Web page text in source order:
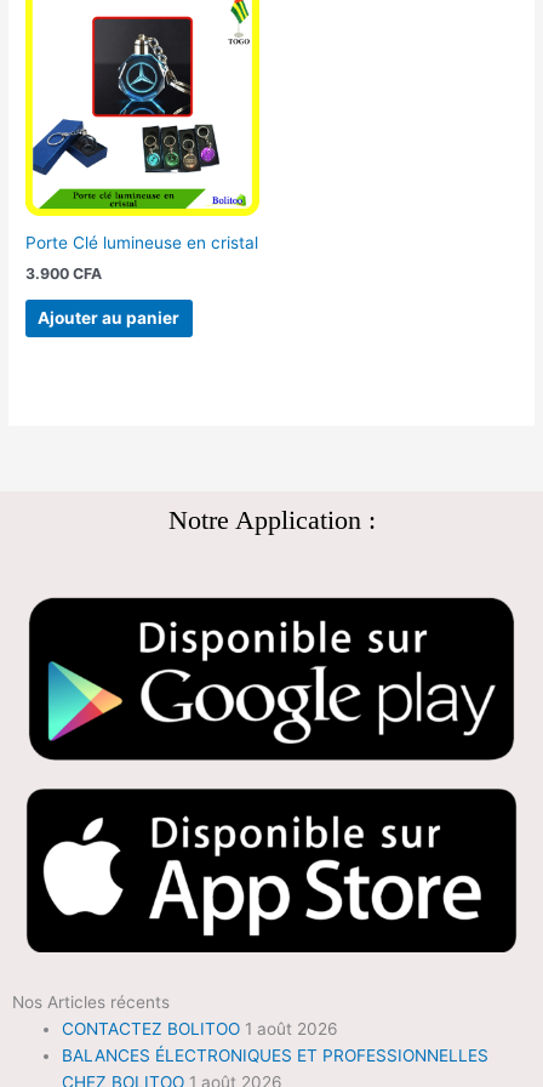
Porte Clé lumineuse en cristal
3.900CFA
Ajouter au panier
Notre Application :
Nos Articles récents
CONTACTEZ BOLITOO 1 août 2026
BALANCES ÉLECTRONIQUES ET PROFESSIONNELLES
CHEZ BOLITOO 1 août 2026